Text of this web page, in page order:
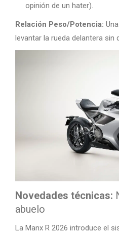
opinión de un hater).
Relación Peso/Potencia:
levantar la rueda delantera sin
Novedades técnicas:
abuelo
La Manx R 2026 introduce el